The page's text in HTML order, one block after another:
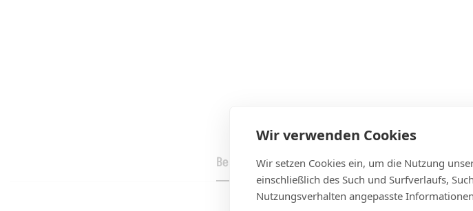
Beschreibung Zusätzliche Information
Wir verwenden Cookies
Wir setzen Cookies ein, um die Nutzung
einschließlich des Such und Surfverlaufs,
Nutzungsverhalten angepasste